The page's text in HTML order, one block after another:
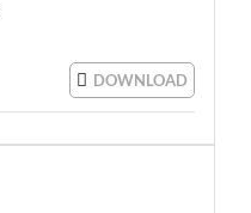
DOWNLOAD